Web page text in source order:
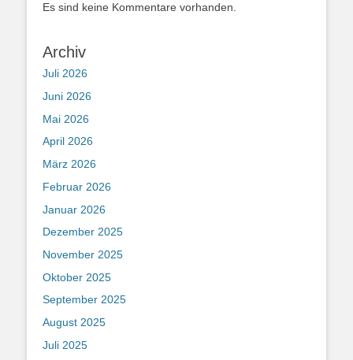
Es sind keine Kommentare vorhanden.
Archiv
Juli 2026
Juni 2026
Mai 2026
April 2026
März 2026
Februar 2026
Januar 2026
Dezember 2025
November 2025
Oktober 2025
September 2025
August 2025
Juli 2025